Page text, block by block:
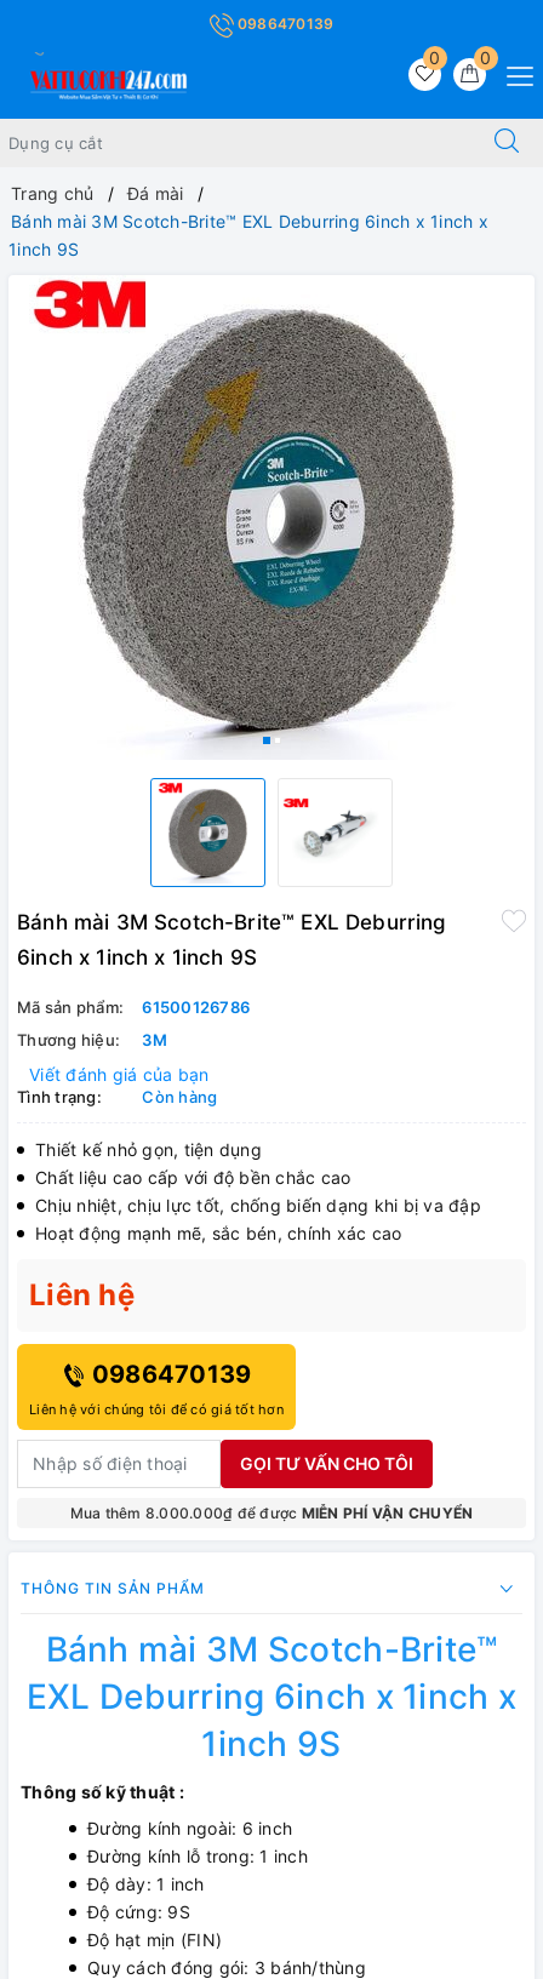
0986470139
0
0
Trang chủ
Đá mài
Bánh mài 3M Scotch-Brite™ EXL Deburring 6inch x 1inch x
1inch 9S
Bánh mài 3M Scotch-Brite™ EXL Deburring
6inch x 1inch x 1inch 9S
Mã sản phẩm:
61500126786
Thương hiệu:
3M
Viết đánh giá của bạn
Tình trạng: Còn hàng
Thiết kế nhỏ gọn, tiện dụng
Chất liệu cao cấp với độ bền chắc cao
Chịu nhiệt, chịu lực tốt, chống biến dạng khi bị va đập
Hoạt động mạnh mẽ, sắc bén, chính xác cao
Liên hệ
0986470139
Liên hệ với chúng tôi để có giá tốt hơn
GỌI TƯ VẤN CHO TÔI
Mua thêm 8.000.000₫ để được MIỄN PHÍ VẬN CHUYỂN
THÔNG TIN SẢN PHẨM
Bánh mài 3M Scotch-Brite™
EXL Deburring 6inch x 1inch x
1inch 9S
Thông số kỹ thuật :
Đường kính ngoài: 6 inch
Đường kính lỗ trong: 1 inch
Độ dày: 1 inch
Độ cứng: 9S
Độ hạt mịn (FIN)
Quy cách đóng gói: 3 bánh/thùng